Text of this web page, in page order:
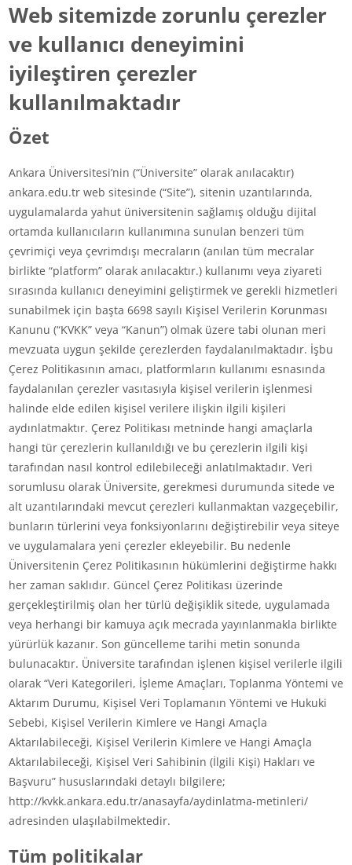
Web sitemizde zorunlu çerezler
ve kullanıcı deneyimini
iyileştiren çerezler
kullanılmaktadır
Özet
Ankara Üniversitesi’nin (“Üniversite” olarak anılacaktır)
ankara.edu.tr web sitesinde (“Site”), sitenin uzantılarında,
uygulamalarda yahut üniversitenin sağlamış olduğu dijital
ortamda kullanıcıların kullanımına sunulan benzeri tüm
çevrimiçi veya çevrimdışı mecraların (anılan tüm mecralar
birlikte “platform” olarak anılacaktır.) kullanımı veya ziyareti
sırasında kullanıcı deneyimini geliştirmek ve gerekli hizmetleri
sunabilmek için başta 6698 sayılı Kişisel Verilerin Korunması
Kanunu (“KVKK” veya “Kanun”) olmak üzere tabi olunan meri
mevzuata uygun şekilde çerezlerden faydalanılmaktadır. İşbu
Çerez Politikasının amacı, platformların kullanımı esnasında
faydalanılan çerezler vasıtasıyla kişisel verilerin işlenmesi
halinde elde edilen kişisel verilere ilişkin ilgili kişileri
aydınlatmaktır. Çerez Politikası metninde hangi amaçlarla
hangi tür çerezlerin kullanıldığı ve bu çerezlerin ilgili kişi
tarafından nasıl kontrol edilebileceği anlatılmaktadır. Veri
sorumlusu olarak Üniversite, gerekmesi durumunda sitede ve
alt uzantılarındaki mevcut çerezleri kullanmaktan vazgeçebilir,
bunların türlerini veya fonksiyonlarını değiştirebilir veya siteye
ve uygulamalara yeni çerezler ekleyebilir. Bu nedenle
Üniversitenin Çerez Politikasının hükümlerini değiştirme hakkı
her zaman saklıdır. Güncel Çerez Politikası üzerinde
gerçekleştirilmiş olan her türlü değişiklik sitede, uygulamada
veya herhangi bir kamuya açık mecrada yayınlanmakla birlikte
yürürlük kazanır. Son güncelleme tarihi metin sonunda
bulunacaktır. Üniversite tarafından işlenen kişisel verilerle ilgili
olarak “Veri Kategorileri, İşleme Amaçları, Toplanma Yöntemi ve
Aktarım Durumu, Kişisel Veri Toplamanın Yöntemi ve Hukuki
Sebebi, Kişisel Verilerin Kimlere ve Hangi Amaçla
Aktarılabileceği, Kişisel Verilerin Kimlere ve Hangi Amaçla
Aktarılabileceği, Kişisel Veri Sahibinin (İlgili Kişi) Hakları ve
Başvuru” hususlarındaki detaylı bilgilere;
http://kvkk.ankara.edu.tr/anasayfa/aydinlatma-metinleri/
adresinden ulaşılabilmektedir.
Tüm politikalar